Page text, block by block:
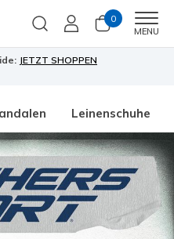
0
MENU
JETZT SHOPPEN
Leinenschuhe